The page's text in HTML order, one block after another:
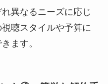
異なるニーズに応じ
聴スタイルや予算に
ます。